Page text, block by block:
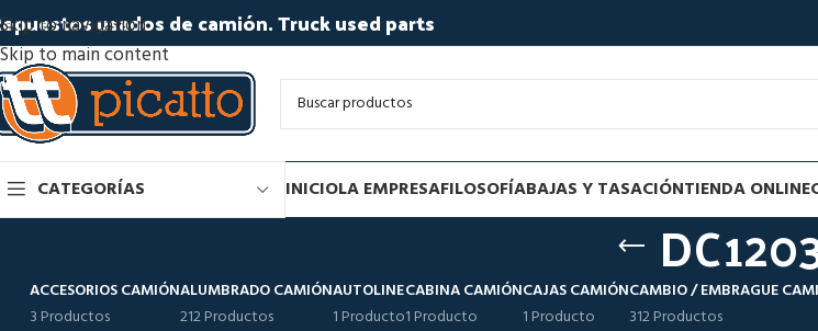
Skip to navigation
Skip to main content
usados de camión. Truck used parts
CATEGORÍAS INICIOLA EMPRESAFILOSOFÍABAJAS Y TASACIÓNTIENDA ONLINE
ACCESORIOS CAMIÓN
3 Productos
ALUMBRADO CAMIÓN
212 Productos
AUTOLINE
1 Producto
CABINA CAMIÓN
1 Producto
CAJAS CAMIÓN
1 Producto
CAMBIO / EMBRAGUE
312 Productos